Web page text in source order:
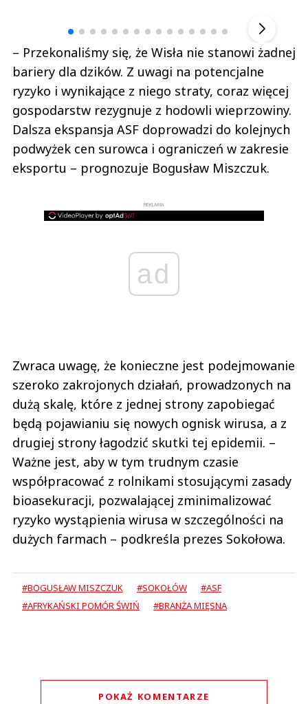
– Przekonaliśmy się, że Wisła nie stanowi żadnej
bariery dla dzików. Z uwagi na potencjalne
ryzyko i wynikające z niego straty, coraz więcej
gospodarstw rezygnuje z hodowli wieprzowiny.
Dalsza ekspansja ASF doprowadzi do kolejnych
podwyżek cen surowca i ograniczeń w zakresie
eksportu – prognozuje Bogusław Miszczuk.
REKLAMA
ad
Zwraca uwagę, że konieczne jest podejmowanie
szeroko zakrojonych działań, prowadzonych na
dużą skalę, które z jednej strony zapobiegać
będą pojawianiu się nowych ognisk wirusa, a z
drugiej strony łagodzić skutki tej epidemii. –
Ważne jest, aby w tym trudnym czasie
współpracować z rolnikami stosującymi zasady
bioasekuracji, pozwalającej zminimalizować
ryzyko wystąpienia wirusa w szczególności na
dużych farmach – podkreśla prezes Sokołowa.
#BOGUSŁAW MISZCZUK #SOKOŁÓW
#ASF
#AFRYKAŃSKI POMÓR ŚWIŃ
#BRANŻA MIĘSNA
POKAŻ KOMENTARZE